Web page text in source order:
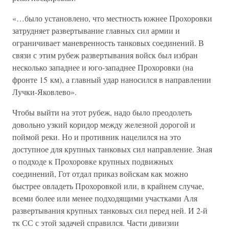
«…было установлено, что местность южнее Прохоровки
затрудняет развертывание главных сил армии и
ограничивает маневренность танковых соединений. В
связи с этим рубеж развертывания войск был избран
несколько западнее и юго-западнее Прохоровки (на
фронте 15 км), а главный удар наносился в направлении
Лучки-Яковлево».
Чтобы выйти на этот рубеж, надо было преодолеть
довольно узкий коридор между железной дорогой и
поймой реки. Но и противник нацелился на это
доступное для крупных танковых сил направление. Зная
о подходе к Прохоровке крупных подвижных
соединений, Гот отдал приказ войскам как можно
быстрее овладеть Прохоровкой или, в крайнем случае,
всеми более или менее подходящими участками Аля
развертывания крупных танковых сил перед ней. И 2-й
тк СС с этой задачей справился. Части дивизии